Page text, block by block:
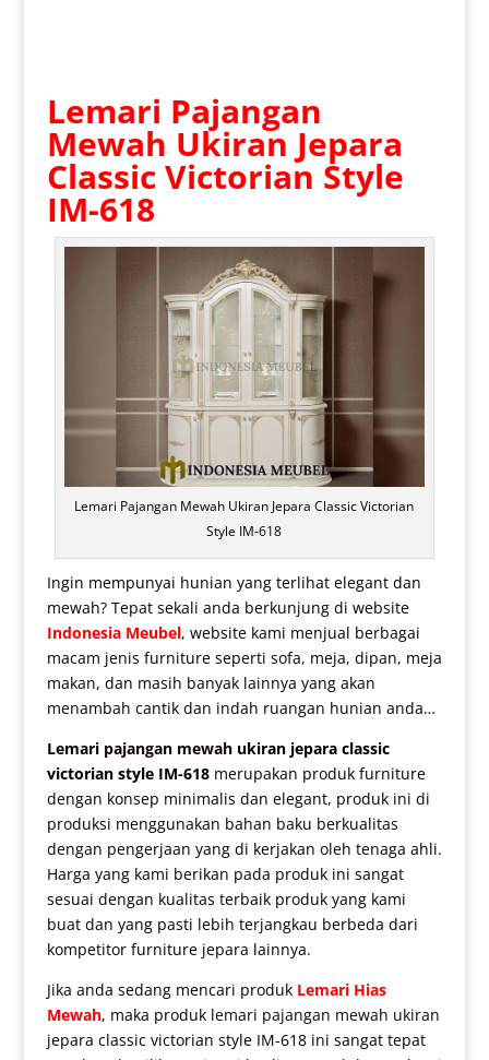
Lemari Pajangan
Mewah Ukiran Jepara
Classic Victorian Style
IM-618
Lemari Pajangan Mewah Ukiran Jepara Classic Victorian
Style IM-618
Ingin mempunyai hunian yang terlihat elegant dan
mewah? Tepat sekali anda berkunjung di website
Indonesia Meubel, website kami menjual berbagai
macam jenis furniture seperti sofa, meja, dipan, meja
makan, dan masih banyak lainnya yang akan
menambah cantik dan indah ruangan hunian anda…
Lemari pajangan mewahukiran jepara classic
victorian style IM-618merupakan produk furniture
dengan konsep minimalis dan elegant, produk ini di
produksi menggunakan bahan baku berkualitas
dengan pengerjaan yang di kerjakan oleh tenaga ahli.
Harga yang kami berikan pada produk ini sangat
sesuai dengan kualitas terbaik produk yang kami
buat dan yang pasti lebih terjangkau berbeda dari
kompetitor furniture jepara lainnya.
Jika anda sedang mencari produk Lemari Hias
Mewah, maka produk lemari pajangan mewah ukiran
jepara classic victorian style IM-618 ini sangat tepat